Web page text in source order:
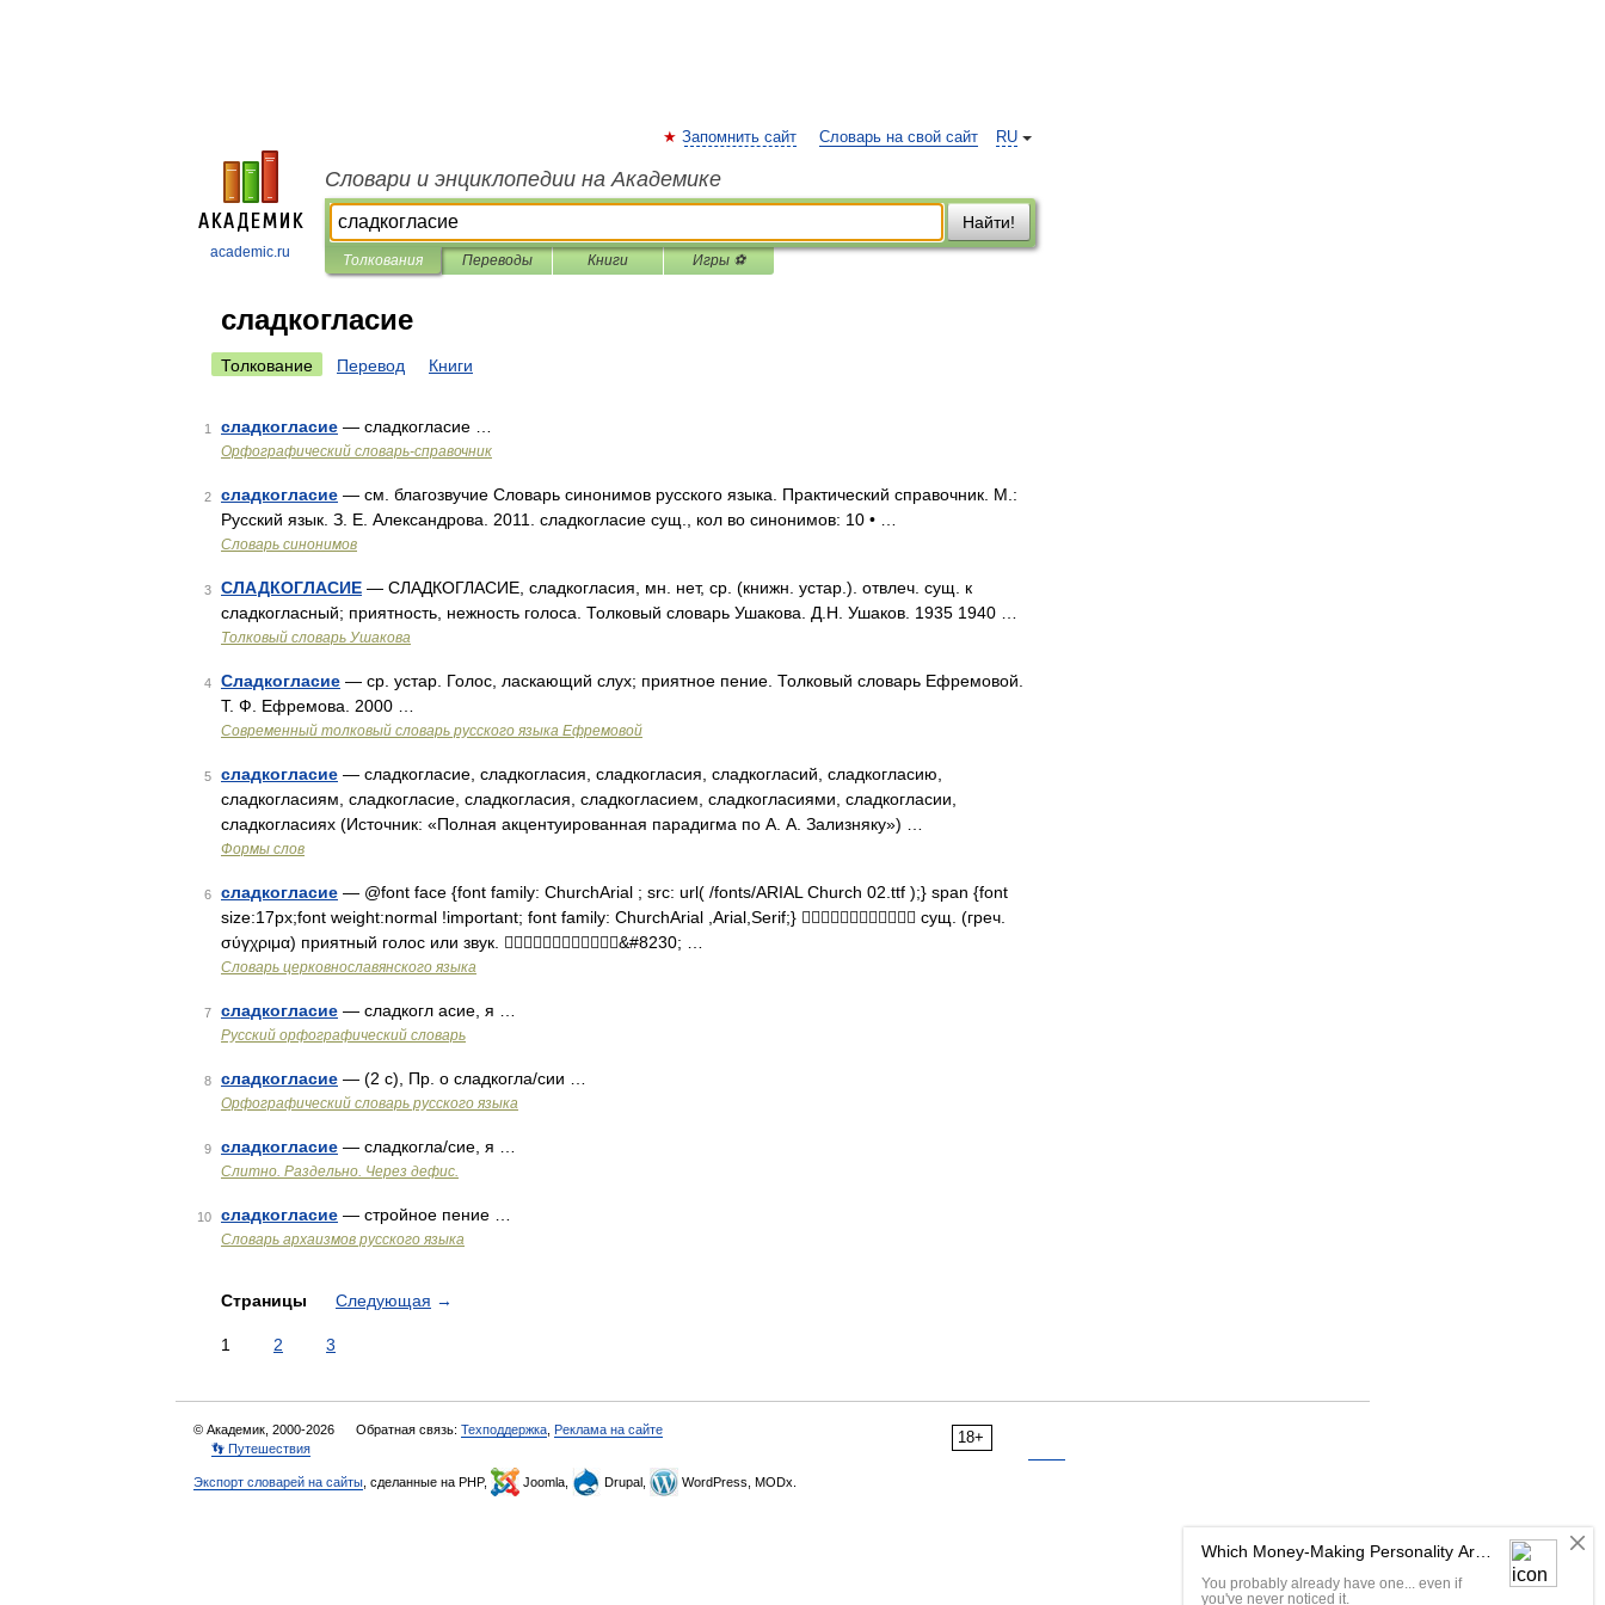
academic.ru
RU
Запомнить сайт Словарь на свой сайт
Словари и энциклопедии на Академике
Найти!
Толкования Переводы Книги Игры ⚽
сладкогласие
Толкование Перевод Книги
1 сладкогласие — сладкогласие …
Орфографический словарь-справочник
2 сладкогласие — см. благозвучие Словарь синонимов русского языка. Практический справочник. М.:
Русский язык. З. Е. Александрова. 2011. сладкогласие сущ., кол во синонимов: 10 • …
Словарь синонимов
3 СЛАДКОГЛАСИЕ — СЛАДКОГЛАСИЕ, сладкогласия, мн. нет, ср. (книжн. устар.). отвлеч. сущ. к
сладкогласный; приятность, нежность голоса. Толковый словарь Ушакова. Д.Н. Ушаков. 1935 1940 …
Толковый словарь Ушакова
4 Сладкогласие — ср. устар. Голос, ласкающий слух; приятное пение. Толковый словарь Ефремовой.
Т. Ф. Ефремова. 2000 …
Современный толковый словарь русского языка Ефремовой
5 сладкогласие — сладкогласие, сладкогласия, сладкогласия, сладкогласий, сладкогласию,
сладкогласиям, сладкогласие, сладкогласия, сладкогласием, сладкогласиями, сладкогласии,
сладкогласиях (Источник: «Полная акцентуированная парадигма по А. А. Зализняку») …
Формы слов
6 сладкогласие — @font face {font family: ChurchArial ; src: url( /fonts/ARIAL Church 02.ttf );} span {font
size:17px;font weight:normal !important; font family: ChurchArial ,Arial,Serif;}  сущ. (греч.
σύγχριμα) приятный голос или звук. &#8230; …
Словарь церковнославянского языка
7 сладкогласие — сладкогл асие, я …
Русский орфографический словарь
8 сладкогласие — (2 с), Пр. о сладкогла/сии …
Орфографический словарь русского языка
9 сладкогласие — сладкогла/сие, я …
Слитно. Раздельно. Через дефис.
10 сладкогласие — стройное пение …
Cловарь архаизмов русского языка
Страницы Следующая →
1 2 3
18+
© Академик, 2000-2026 Обратная связь: Техподдержка Реклама на сайте
👣 Путешествия
Экспорт словарей на сайты , сделанные на PHP, Joomla, Drupal, WordPress, MODx.